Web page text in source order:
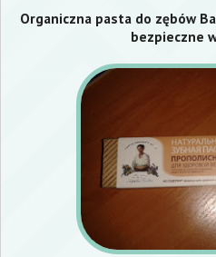
Organiczna pasta do zębów
bezpieczne